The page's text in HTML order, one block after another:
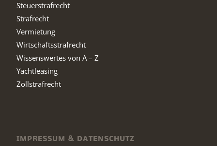
Steuerstrafrecht
Strafrecht
Vermietung
Wirtschaftsstrafrecht
Wissenswertes von A – Z
Yachtleasing
Zollstrafrecht
IMPRESSUM & DATENSCHUTZ